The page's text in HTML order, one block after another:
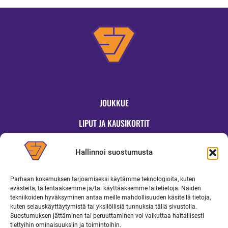
Hallinnoi suostumusta
Parhaan kokemuksen tarjoamiseksi käytämme teknologioita, kuten
evästeitä, tallentaaksemme ja/tai käyttääksemme laitetietoja. Näiden
tekniikoiden hyväksyminen antaa meille mahdollisuuden käsitellä tietoja,
kuten selauskäyttäytymistä tai yksilöllisiä tunnuksia tällä sivustolla.
Suostumuksen jättäminen tai peruuttaminen voi vaikuttaa haitallisesti
tiettyihin ominaisuuksiin ja toimintoihin.
JOUKKUE
LIPUT JA KAUSIKORTIT
OTTELUINFO
UUTISET
YRITYKSILLE